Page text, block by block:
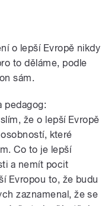
o lepší Evropě nikdy
to děláme, podle
sám.
pedagog:
že o lepší Evropě
které
Co to je lepší
a nemít pocit
Evropou to, že budu
zaznamenal, že se